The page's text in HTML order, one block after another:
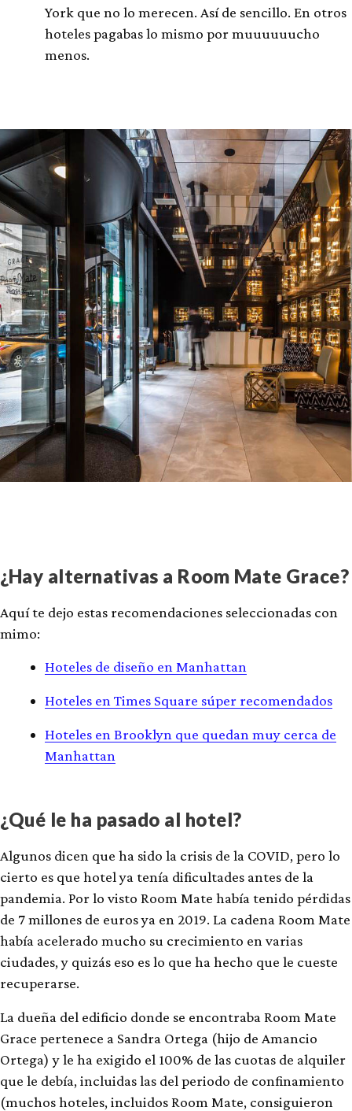
York que no lo merecen. Así de sencillo. En otros
hoteles pagabas lo mismo por muuuuuucho
menos.
¿Hay alternativas a Room Mate Grace?
Aquí te dejo estas recomendaciones seleccionadas con
mimo:
Hoteles de diseño en Manhattan
Hoteles en Times Square súper recomendados
Hoteles en Brooklyn que quedan muy cerca de
Manhattan
¿Qué le ha pasado al hotel?
Algunos dicen que ha sido la crisis de la COVID, pero lo
cierto es que hotel ya tenía dificultades antes de la
pandemia. Por lo visto Room Mate había tenido pérdidas
de 7 millones de euros ya en 2019. La cadena Room Mate
había acelerado mucho su crecimiento en varias
ciudades, y quizás eso es lo que ha hecho que le cueste
recuperarse.
La dueña del edificio donde se encontraba Room Mate
Grace pertenece a Sandra Ortega (hijo de Amancio
Ortega) y le ha exigido el 100% de las cuotas de alquiler
que le debía, incluidas las del periodo de confinamiento
(muchos hoteles, incluidos Room Mate, consiguieron